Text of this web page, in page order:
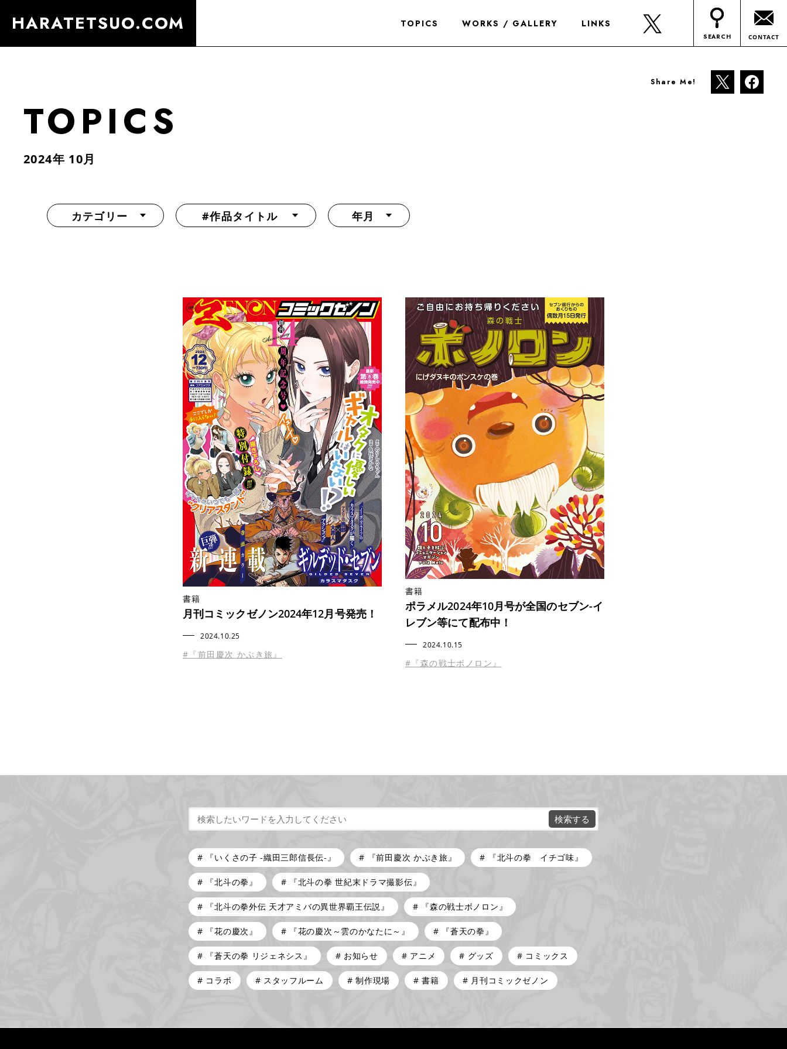
HARATETSUO.COM TOPICS WORKS / GALLERY LINKS
SEARCH CONTACT
Share Me!
TOPICS
2024年 10月
カテゴリー #作品タイトル 年月
書籍
月刊コミックゼノン2024年12月号発売！
2024.10.25
#『前田慶次 かぶき旅』
書籍
ポラメル2024年10月号が全国のセブン-イ
レブン等にて配布中！
2024.10.15
#『森の戦士ボノロン』
『いくさの子 -織田三郎信長伝-』 『前田慶次 かぶき旅』 『北斗の拳 イチゴ味』
『北斗の拳』 『北斗の拳 世紀末ドラマ撮影伝』
『北斗の拳外伝 天才アミバの異世界覇王伝説』 『森の戦士ボノロン』
『花の慶次』 『花の慶次～雲のかなたに～』 『蒼天の拳』
『蒼天の拳 リジェネシス』 お知らせ アニメ グッズ コミックス
コラボ スタッフルーム 制作現場 書籍 月刊コミックゼノン